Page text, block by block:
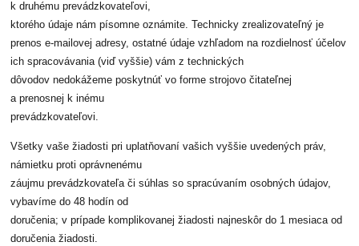
k druhému prevádzkovateľovi,
ktorého údaje nám písomne oznámite. Technicky zrealizovateľný je
prenos e-mailovej adresy,ostatné údaje vzhľadom na rozdielnosť účelov
ich spracovávania (viď vyššie) vám z technických
dôvodov nedokážeme poskytnúť vo forme strojovo čitateľnej
a prenosnej k inému
prevádzkovateľovi.
Všetky vaše žiadosti pri uplatňovaní vašich vyššie uvedených práv,
námietku proti oprávnenému
záujmu prevádzkovateľa či súhlas so spracúvaním osobných údajov,
vybavíme do 48 hodín od
doručenia; v prípade komplikovanej žiadosti najneskôr do 1 mesiaca od
doručenia žiadosti.